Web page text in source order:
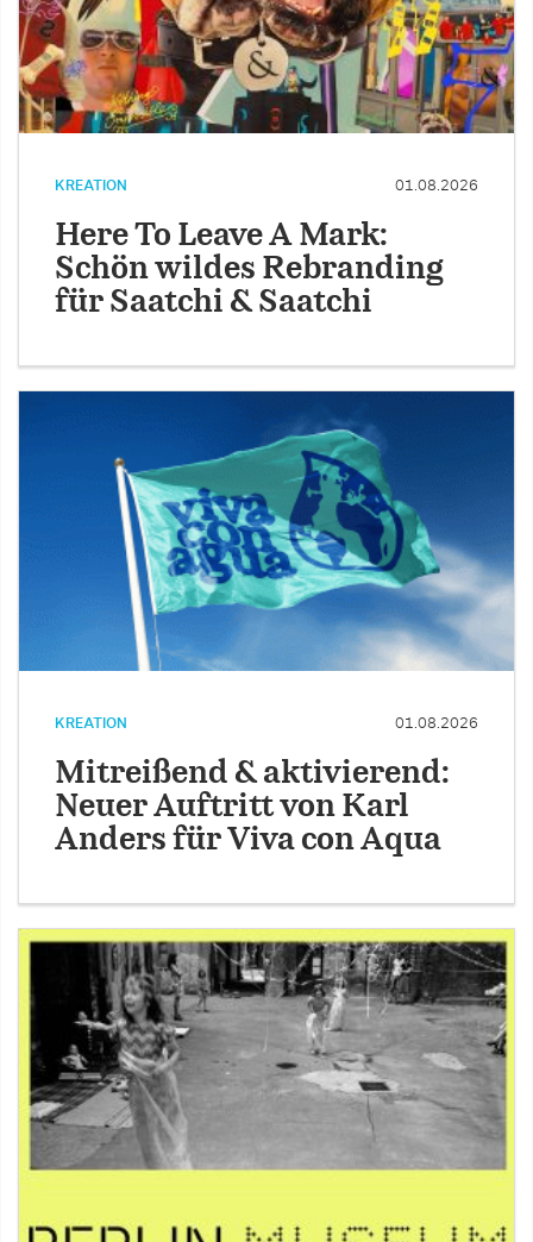
KREATION 01.08.2026
Here To Leave A Mark:
Schön wildes Rebranding
für Saatchi & Saatchi
KREATION 01.08.2026
Mitreißend & aktivierend:
Neuer Auftritt von Karl
Anders für Viva con Aqua